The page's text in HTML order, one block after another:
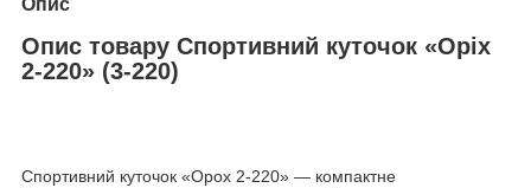
Опис товару Спортивний куточок «Оріх
2-220» (3-220)
Спортивний куточок «Орох 2-220» — компактне